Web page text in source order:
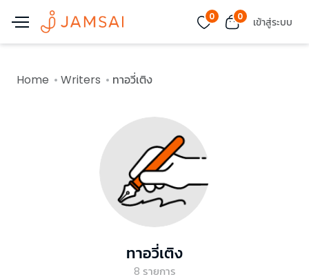
0 0 เข้าสู่ระบบ
Home Writers ทาอวี่เติง
ทาอวี่เติง
8 รายการ